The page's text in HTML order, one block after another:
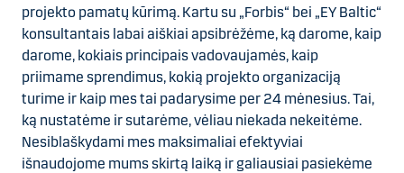
projekto pamatų kūrimą. Kartu su „Forbis“ bei „EY Baltic“
konsultantais labai aiškiai apsibrėžėme, ką darome, kaip
darome, kokiais principais vadovaujamės, kaip
priimame sprendimus, kokią projekto organizaciją
turime ir kaip mes tai padarysime per 24 mėnesius. Tai,
ką nustatėme ir sutarėme, vėliau niekada nekeitėme.
Nesiblaškydami mes maksimaliai efektyviai
išnaudojome mums skirtą laiką ir galiausiai pasiekėme